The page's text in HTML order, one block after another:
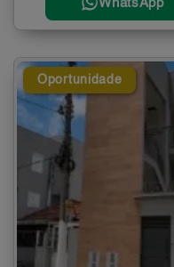
WhatsApp
Oportunidade